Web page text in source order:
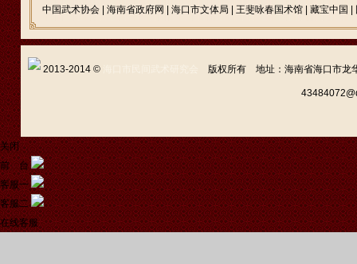
中国武术协会| 海南省政府网 海口市文体局 王斐咏春国术馆| 藏宝中国
2013-2014 © 版权所有 地址：海南省海口市
关闭
前 台
客服一
客服二
在线客服